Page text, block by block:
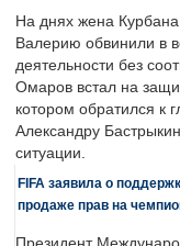
На днях жена
Валерию обвинили в
деятельности без
Омаров встал на
котором обратился к
Александру
ситуации.
FIFA заявила о
продаже прав на